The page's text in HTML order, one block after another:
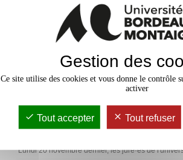
Rencontre à la bibliothèque
Lundi 20 novembre dernier, les juré·es de
Gestion des
Ce site utilise des cookies et vous donne le contrôle
activer
Tout accepter Tout refuser